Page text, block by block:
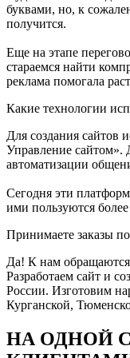
буквами, но, к
получится.
Еще на этапе
стараемся найти
реклама помогала
Какие технологии
Для создания сайтов
Управление сайтом».
автоматизации
Сегодня эти
ими пользуются
Принимаете заказы
Да! К нам
Разработаем сайт и
России. Изготовим
Курганской,
НА ОДНОЙ